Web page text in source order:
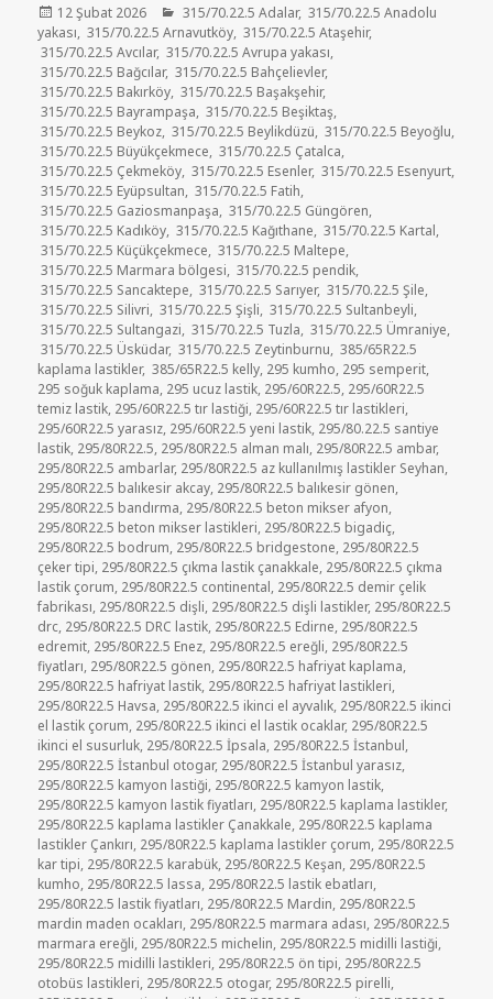
Yayın
tarihi
12 Şubat 2026 Kategoriler
315/70.22.5 Adalar, 315/70.22.5 Anadolu
yakası, 315/70.22.5 Arnavutköy, 315/70.22.5 Ataşehir,
315/70.22.5 Avcılar, 315/70.22.5 Avrupa yakası,
315/70.22.5 Bağcılar, 315/70.22.5 Bahçelievler,
315/70.22.5 Bakırköy, 315/70.22.5 Başakşehir,
315/70.22.5 Bayrampaşa, 315/70.22.5 Beşiktaş,
315/70.22.5 Beykoz, 315/70.22.5 Beylikdüzü, 315/70.22.5 Beyoğlu,
315/70.22.5 Büyükçekmece, 315/70.22.5 Çatalca,
315/70.22.5 Çekmeköy, 315/70.22.5 Esenler, 315/70.22.5 Esenyurt,
315/70.22.5 Eyüpsultan, 315/70.22.5 Fatih,
315/70.22.5 Gaziosmanpaşa, 315/70.22.5 Güngören,
315/70.22.5 Kadıköy, 315/70.22.5 Kağıthane, 315/70.22.5 Kartal,
315/70.22.5 Küçükçekmece, 315/70.22.5 Maltepe,
315/70.22.5 Marmara bölgesi, 315/70.22.5 pendik,
315/70.22.5 Sancaktepe, 315/70.22.5 Sarıyer, 315/70.22.5 Şile,
315/70.22.5 Silivri, 315/70.22.5 Şişli, 315/70.22.5 Sultanbeyli,
315/70.22.5 Sultangazi, 315/70.22.5 Tuzla, 315/70.22.5 Ümraniye,
315/70.22.5 Üsküdar, 315/70.22.5 Zeytinburnu, 385/65R22.5
kaplama lastikler, 385/65R22.5 kelly, 295 kumho, 295 semperit,
295 soğuk kaplama, 295 ucuz lastik, 295/60R22.5, 295/60R22.5
temiz lastik, 295/60R22.5 tır lastiği, 295/60R22.5 tır lastikleri,
295/60R22.5 yarasız, 295/60R22.5 yeni lastik, 295/80.22.5 santiye
lastik, 295/80R22.5, 295/80R22.5 alman malı, 295/80R22.5 ambar,
295/80R22.5 ambarlar, 295/80R22.5 az kullanılmış lastikler Seyhan,
295/80R22.5 balıkesir akcay, 295/80R22.5 balıkesir gönen,
295/80R22.5 bandırma, 295/80R22.5 beton mikser afyon,
295/80R22.5 beton mikser lastikleri, 295/80R22.5 bigadiç,
295/80R22.5 bodrum, 295/80R22.5 bridgestone, 295/80R22.5
çeker tipi, 295/80R22.5 çıkma lastik çanakkale, 295/80R22.5 çıkma
lastik çorum, 295/80R22.5 continental, 295/80R22.5 demir çelik
fabrikası, 295/80R22.5 dişli, 295/80R22.5 dişli lastikler, 295/80R22.5
drc, 295/80R22.5 DRC lastik, 295/80R22.5 Edirne, 295/80R22.5
edremit, 295/80R22.5 Enez, 295/80R22.5 ereğli, 295/80R22.5
fiyatları, 295/80R22.5 gönen, 295/80R22.5 hafriyat kaplama,
295/80R22.5 hafriyat lastik, 295/80R22.5 hafriyat lastikleri,
295/80R22.5 Havsa, 295/80R22.5 ikinci el ayvalık, 295/80R22.5 ikinci
el lastik çorum, 295/80R22.5 ikinci el lastik ocaklar, 295/80R22.5
ikinci el susurluk, 295/80R22.5 İpsala, 295/80R22.5 İstanbul,
295/80R22.5 İstanbul otogar, 295/80R22.5 İstanbul yarasız,
295/80R22.5 kamyon lastiği, 295/80R22.5 kamyon lastik,
295/80R22.5 kamyon lastik fiyatları, 295/80R22.5 kaplama lastikler,
295/80R22.5 kaplama lastikler Çanakkale, 295/80R22.5 kaplama
lastikler Çankırı, 295/80R22.5 kaplama lastikler çorum, 295/80R22.5
kar tipi, 295/80R22.5 karabük, 295/80R22.5 Keşan, 295/80R22.5
kumho, 295/80R22.5 lassa, 295/80R22.5 lastik ebatları,
295/80R22.5 lastik fiyatları, 295/80R22.5 Mardin, 295/80R22.5
mardin maden ocakları, 295/80R22.5 marmara adası, 295/80R22.5
marmara ereğli, 295/80R22.5 michelin, 295/80R22.5 midilli lastiği,
295/80R22.5 midilli lastikleri, 295/80R22.5 ön tipi, 295/80R22.5
otobüs lastikleri, 295/80R22.5 otogar, 295/80R22.5 pirelli,